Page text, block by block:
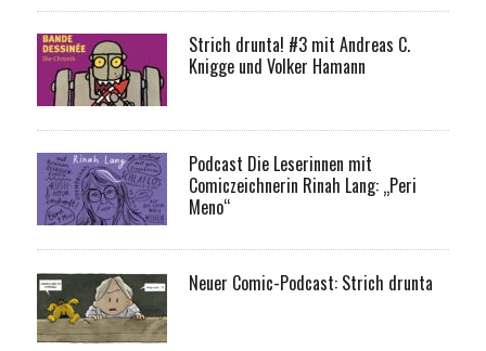
Strich drunta! #3 mit Andreas C.
Knigge und Volker Hamann
Podcast Die Leserinnen mit
Comiczeichnerin Rinah Lang: „Peri
Meno“
Neuer Comic-Podcast: Strich drunta